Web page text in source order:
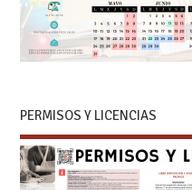
PERMISOS Y LICENCIAS